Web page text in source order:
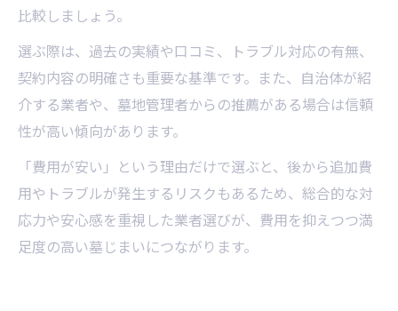
比較しましょう。
選ぶ際は、過去の実績や口コミ、トラブル対応の有無、
契約内容の明確さも重要な基準です。また、自治体が紹
介する業者や、墓地管理者からの推薦がある場合は信頼
性が高い傾向があります。
「費用が安い」という理由だけで選ぶと、後から追加費
用やトラブルが発生するリスクもあるため、総合的な対
応力や安心感を重視した業者選びが、費用を抑えつつ満
足度の高い墓じまいにつながります。